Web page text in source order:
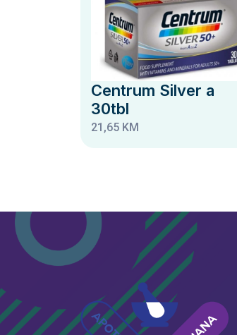
Centrum Silver a
30tbl
21,65 KM